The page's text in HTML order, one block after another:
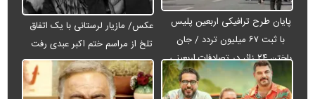
پایان طرح ترافیکی اربعین پلیس
با ثبت ۶۷ میلیون تردد / جان
باختن ۲۴ زائر در تصادفات اربعینی
عکس/ مازیار لرستانی با یک اتفاق
تلخ از مراسم ختم اکبر عبدی رفت